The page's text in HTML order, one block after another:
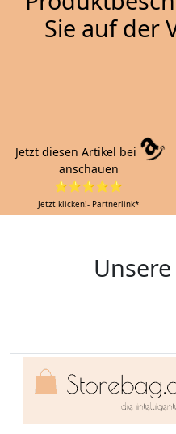
Sie auf der
Jetzt diesen Artikel bei
anschauen
⭐⭐⭐⭐⭐
Jetzt klicken!- Partnerlink*